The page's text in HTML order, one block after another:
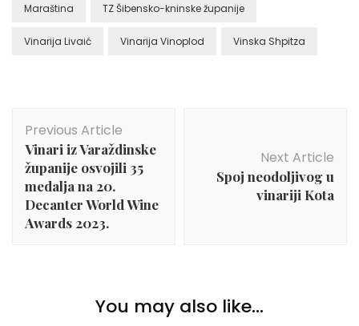
Maraština TZ Šibensko-kninske županije
Vinarija Livaić Vinarija Vinoplod Vinska Shpitza
Navigation
Previous Article
Vinari iz Varaždinske
županije osvojili 35
medalja na 20.
Decanter World Wine
Awards 2023.
Next Article
Spoj neodoljivog u
vinariji Kota
You may also like...